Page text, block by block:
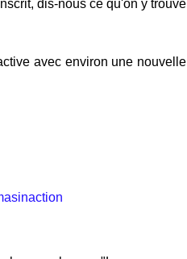
dis-nous ce qu'on y trouve
avec environ une nouvelle